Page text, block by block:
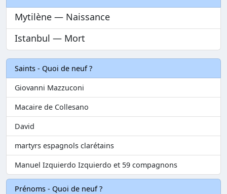
Mytilène — Naissance
Istanbul — Mort
Saints - Quoi de neuf ?
Giovanni Mazzuconi
Macaire de Collesano
David
martyrs espagnols clarétains
Manuel Izquierdo Izquierdo et 59 compagnons
Prénoms - Quoi de neuf ?